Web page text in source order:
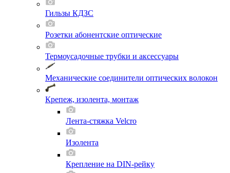
Гильзы КДЗС
Розетки абонентские оптические
Термоусадочные трубки и аксессуары
Механические соединители оптических волокон
Крепеж, изолента, монтаж
Лента-стяжка Velcro
Изолента
Крепление на DIN-рейку